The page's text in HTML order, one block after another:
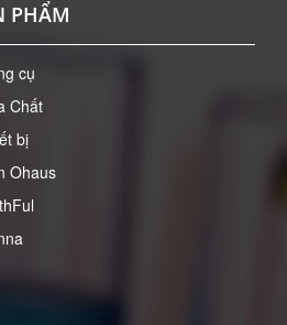
PHẨM
cụ
Chất
bị
Ohaus